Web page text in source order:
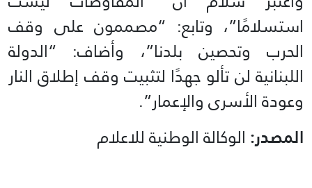
استسلامًا”، وتابع: “مصممون على وقف
الحرب وتحصين بلدنا”، وأضاف: “الدولة
اللبنانية لن تألو جهدًا لتثبيت وقف إطلاق النار
وعودة الأسرى والإعمار”.
المصدر: الوكالة الوطنية للاعلام